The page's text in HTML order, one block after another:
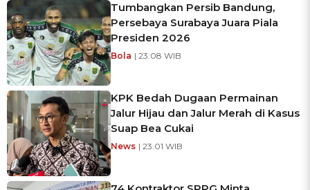
Tumbangkan Persib Bandung,
Persebaya Surabaya Juara Piala
Presiden 2026
Bola | 23:08 WIB
KPK Bedah Dugaan Permainan
Jalur Hijau dan Jalur Merah di Kasus
Suap Bea Cukai
News | 23:01 WIB